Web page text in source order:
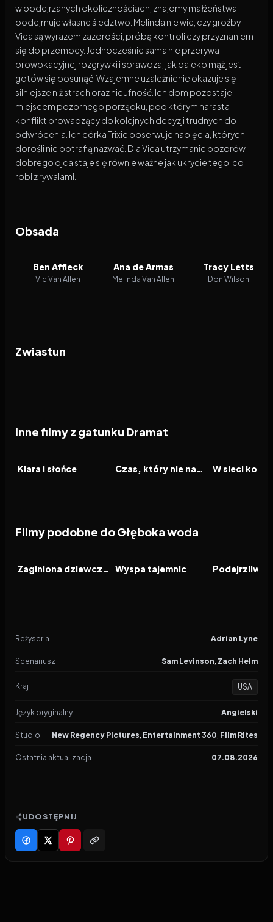
w podejrzanych okolicznościach, znajomy małżeństwa
podejmuje własne śledztwo. Melinda nie wie, czy groźby
Vica są wyrazem zazdrości, próbą kontroli czy przyznaniem
się do przemocy. Jednocześnie sama nie przerywa
prowokacyjnej rozgrywki i sprawdza, jak daleko mąż jest
gotów się posunąć. Wzajemne uzależnienie okazuje się
silniejsze niż strach oraz nieufność. Ich dom pozostaje
miejscem pozornego porządku, pod którym narasta
konflikt prowadzący do kolejnych decyzji trudnych do
odwrócenia. Ich córka Trixie obserwuje napięcia, których
dorośli nie potrafią nazwać. Dla Vica utrzymanie pozorów
dobrego ojca staje się równie ważne jak ukrycie tego, co
robi z rywalami.
Obsada
Ben Affleck
Vic Van Allen
Ana de Armas
Melinda Van Allen
Tracy Letts
Don Wilson
Zwiastun
Inne filmy z gatunku Dramat
FILM
Klara i słońce FILM Czas, który nie nadszedł FILM
Filmy podobne do Głęboka woda
FILM Zaginiona dziewczyna FILM
Wyspa tajemnic FILM
Podejrzliwi
Reżyseria Adrian Lyne
Scenariusz Sam Levinson, Zach Helm
Kraj USA
Język oryginalny Angielski
Studio New Regency Pictures, Entertainment 360, Film Rites
Ostatnia aktualizacja 07.08.2026
UDOSTĘPNIJ